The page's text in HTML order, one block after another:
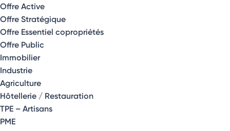
Offre Active
Offre Stratégique
Offre Essentiel copropriétés
Offre Public
Immobilier
Industrie
Agriculture
Hôtellerie / Restauration
TPE – Artisans
PME